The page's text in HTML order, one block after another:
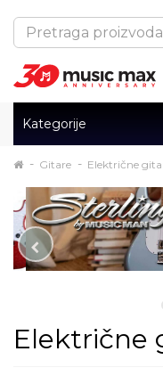
Kategorije
Gitare Električne
Električne